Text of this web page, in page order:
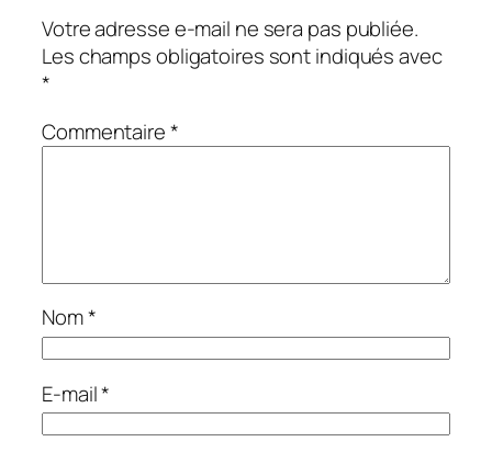
Votre adresse e-mail ne sera pas publiée.
Les champs obligatoires sont indiqués avec
*
Commentaire*
Nom*
E-mail*